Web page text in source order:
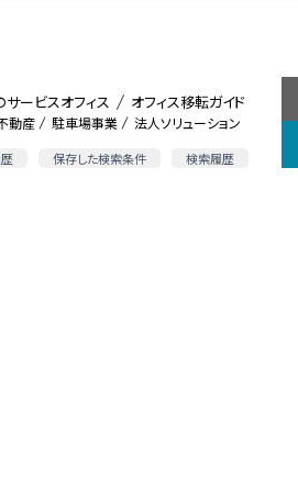
動産 駐車場事業 法人ソリューション
保存した検索条件 検索履歴
ービスオフィス オフィス移転ガイド